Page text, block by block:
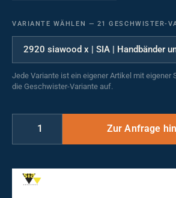
VARIANTE WÄHLEN — 21 GESCHWISTER-
Jede Variante ist ein eigener Artikel mit eigener
die Geschwister-Variante auf.